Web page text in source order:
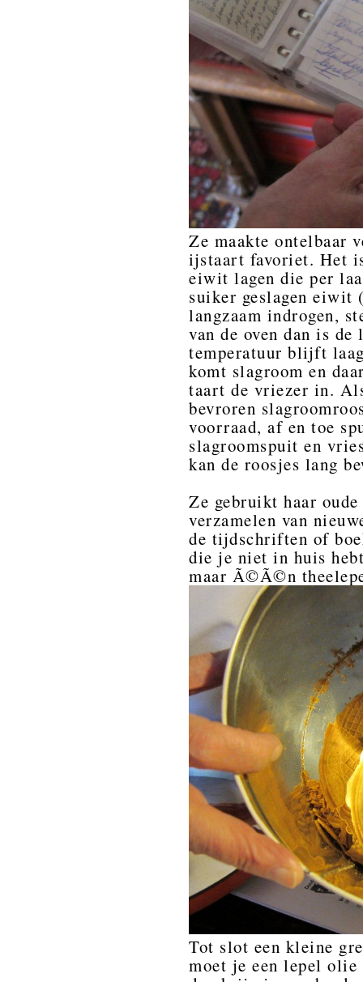
Ze maakte ontelbaar
ijstaart favoriet. Het
eiwit lagen die per
suiker geslagen
langzaam indrogen,
van de oven dan is
temperatuur blijft
komt slagroom en
taart de vriezer in.
bevroren
voorraad, af en toe
slagroomspuit en
kan de roosjes lang
Ze gebruikt haar
verzamelen van
de tijdschriften of
die je niet in huis
maar Ã©Ã©n
Tot slot een kleine
moet je een lepel